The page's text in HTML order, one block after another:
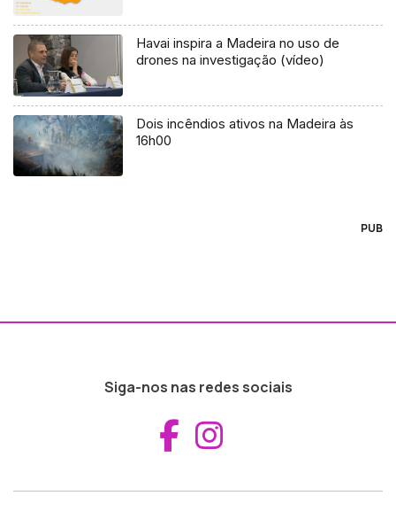
Havai inspira a Madeira no uso de
drones na investigação (vídeo)
Dois incêndios ativos na Madeira às
16h00
PUB
Siga-nos nas redes sociais
Aceder ao